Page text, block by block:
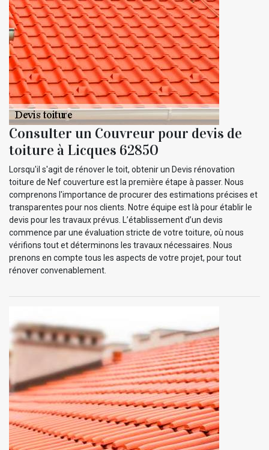
Consulter un Couvreur pour devis de
toiture à Licques 62850
Lorsqu'il s'agit de rénover le toit, obtenir un Devis rénovation
toiture de Nef couverture est la première étape à passer. Nous
comprenons l'importance de procurer des estimations précises et
transparentes pour nos clients. Notre équipe est là pour établir le
devis pour les travaux prévus. L’établissement d’un devis
commence par une évaluation stricte de votre toiture, où nous
vérifions tout et déterminons les travaux nécessaires. Nous
prenons en compte tous les aspects de votre projet, pour tout
rénover convenablement.